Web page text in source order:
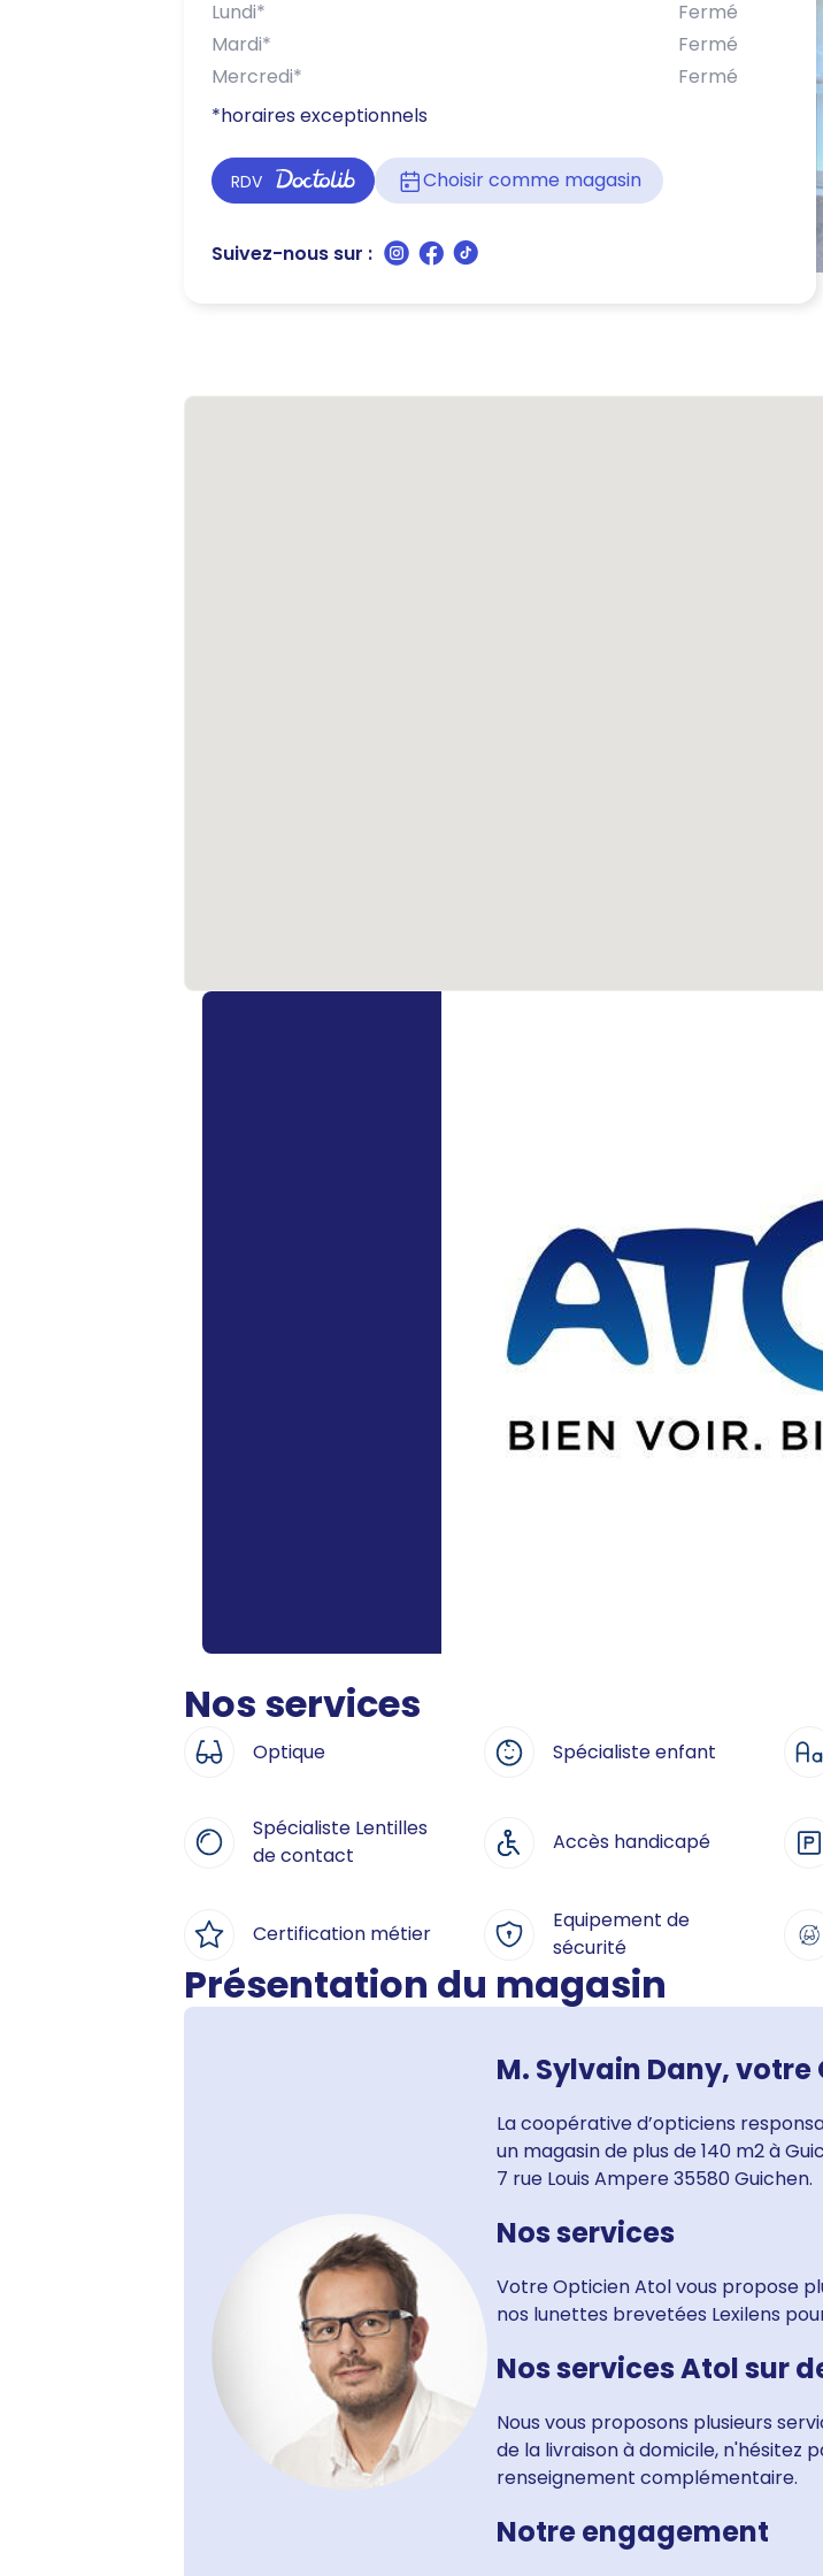
Lundi*
Fermé
Mardi*
Fermé
Mercredi*
Fermé
*horaires exceptionnels
RDV Choisir comme magasin
Suivez-nous sur :
Nos services
Optique Spécialiste enfant
Spécialiste Lentilles
de contact
Accès handicapé
Certification métier
Equipement de
sécurité
Présentation du magasin
M. Sylvain Dany,
La coopérative d’opticiens
un magasin de plus de 140 m2 à
7 rue Louis Ampere 35580 Guichen.
Nos services
Votre Opticien Atol vous propose
nos lunettes brevetées Lexilens
Nos services Atol sur
Nous vous proposons plusieurs
de la livraison à domicile, n'hésitez
renseignement complémentaire.
Notre engagement